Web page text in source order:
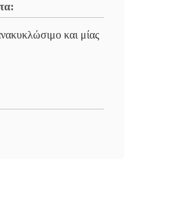
και μίας